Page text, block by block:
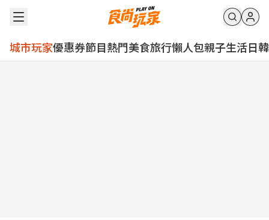
城市玩家優惠券節目熱門美食旅行懶人包親子生活日韓